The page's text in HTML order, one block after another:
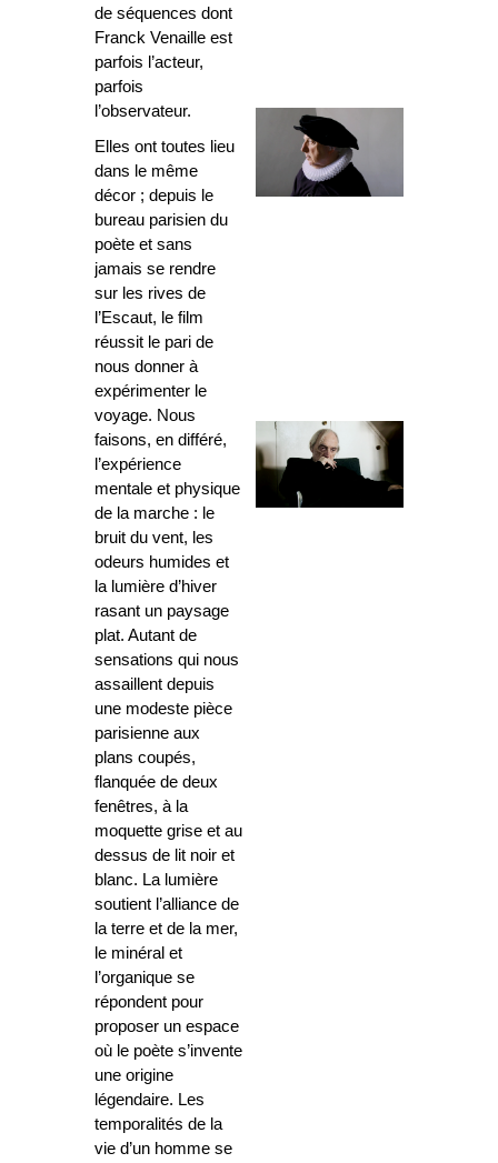
de séquences dont
Franck Venaille est
parfois l’acteur,
parfois
l’observateur.
Elles ont toutes lieu
dans le même
décor ; depuis le
bureau parisien du
poète et sans
jamais se rendre
sur les rives de
l’Escaut, le film
réussit le pari de
nous donner à
expérimenter le
voyage. Nous
faisons, en différé,
l’expérience
mentale et physique
de la marche : le
bruit du vent, les
odeurs humides et
la lumière d’hiver
rasant un paysage
plat. Autant de
sensations qui nous
assaillent depuis
une modeste pièce
parisienne aux
plans coupés,
flanquée de deux
fenêtres, à la
moquette grise et au
dessus de lit noir et
blanc. La lumière
soutient l’alliance de
la terre et de la mer,
le minéral et
l’organique se
répondent pour
proposer un espace
où le poète s’invente
une origine
légendaire. Les
temporalités de la
vie d’un homme se